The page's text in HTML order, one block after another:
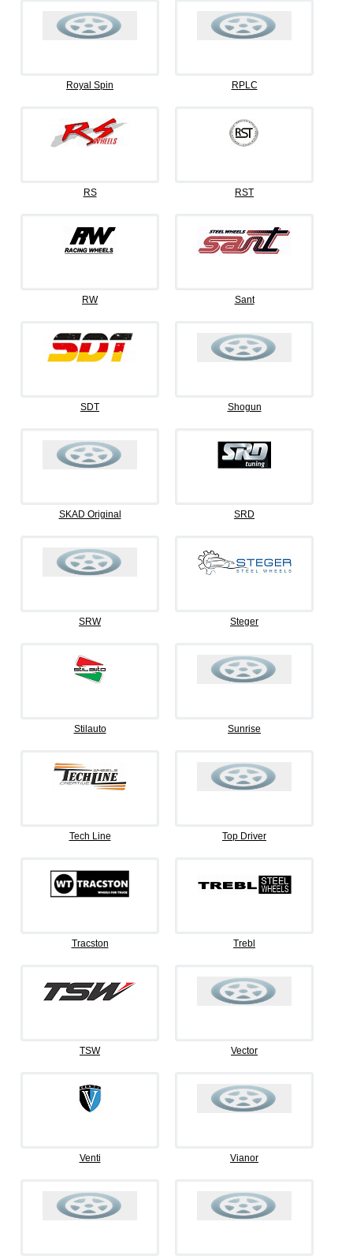
Royal Spin RPLC
RS RST
RW Sant
SDT Shogun
SKAD Original SRD
SRW Steger
Stilauto Sunrise
Tech Line Top Driver
Tracston Trebl
TSW Vector
Venti Vianor